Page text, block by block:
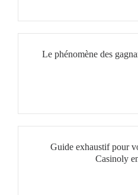
Le phénomène des
Guide exhaustif pour
Casinoly